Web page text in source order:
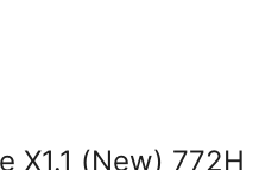
X1.1 (New) 772H